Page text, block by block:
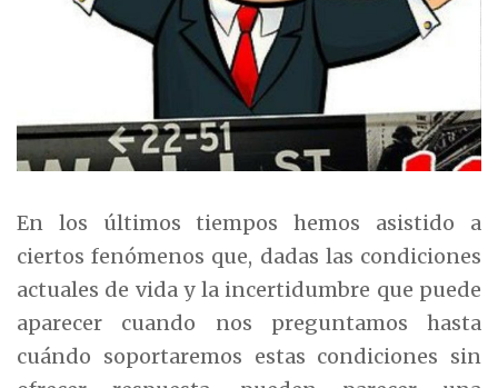
En los últimos tiempos hemos asistido a
ciertos fenómenos que, dadas las condiciones
actuales de vida y la incertidumbre que puede
aparecer cuando nos preguntamos hasta
cuándo soportaremos estas condiciones sin